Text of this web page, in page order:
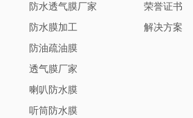
防水透气膜厂家
防水膜加工
防油疏油膜
透气膜厂家
喇叭防水膜
听筒防水膜
荣誉证书
解决方案